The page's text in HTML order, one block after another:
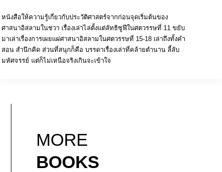
หนังสือให้ความรู้เกี่ยวกับประวัติศาสตร์จากก่อนจุดเริ่มต้นของ
ศาสนาอิสลามในชวา เรื่องเล่าไล่ตั้งแต่ลัทธิซูฟีในศตวรรษที่ 11 ขยับ
มาเล่าเรื่องการเผยแผ่ศาสนาอิสลามในศตวรรษที่ 15-18 เล่าถึงทั้งคำ
สอน สำนึกคิด ส่วนที่สนุกก็คือ บรรดาเรื่องเล่าที่คล้ายตำนาน ลี้ลับ
มหัศจรรย์ แต่ก็ไม่เหนือจริงเกินจะเข้าใจ
MORE
BOOKS